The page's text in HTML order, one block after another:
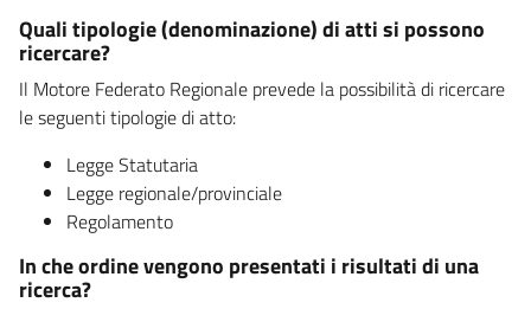
Quali tipologie (denominazione) di atti si possono
ricercare?
Il Motore Federato Regionale prevede la possibilità di ricercare
le seguenti tipologie di atto:
Legge Statutaria
Legge regionale/provinciale
Regolamento
In che ordine vengono presentati i risultati di una
ricerca?